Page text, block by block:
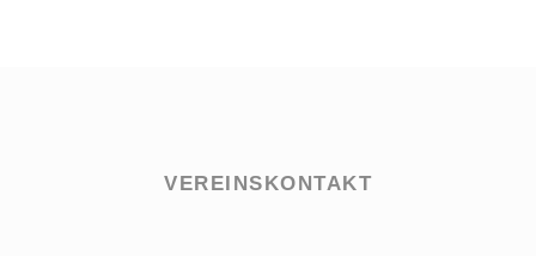
VEREINSKONTAKT